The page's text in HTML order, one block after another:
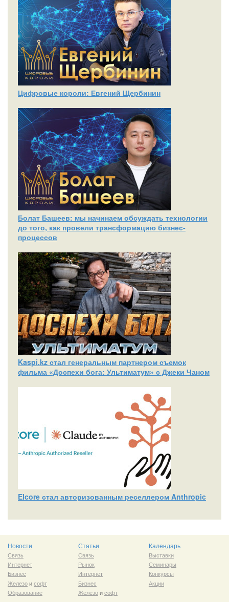
Цифровые короли: Евгений Щербинин
Болат Башеев: мы начинаем обсуждать технологии
до того, как провели трансформацию бизнес-
процессов
Kaspi.kz стал генеральным партнером съемок
фильма «Доспехи бога: Ультиматум» с Джеки Чаном
Elcore стал авторизованным реселлером Anthropic
Новости
Связь
Интернет
Бизнес
Железоисофт
Образование
Статьи
Связь
Рынок
Интернет
Бизнес
Железоисофт
Календарь
Выставки
Семинары
Конкурсы
Акции